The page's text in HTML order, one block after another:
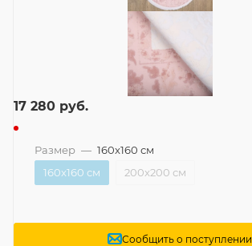
17 280 руб.
Размер — 160x160 см
160x160 см
200x200 см
Сообщить о поступлении